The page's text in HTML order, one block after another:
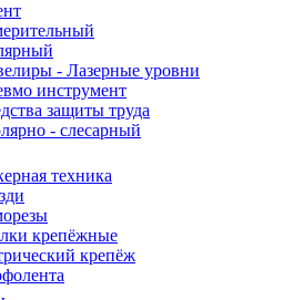
- Лазерные уровни
инструмент
защиты труда
- слесарный
техника
крепёжные
крепёж